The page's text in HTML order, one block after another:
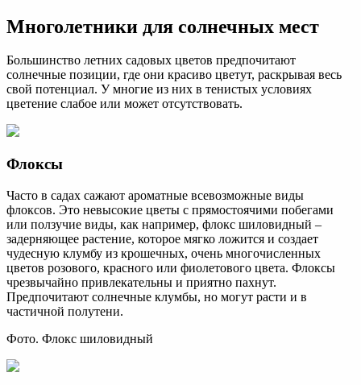
Многолетники для солнечных мест
Большинство летних садовых цветов предпочитают
солнечные позиции, где они красиво цветут, раскрывая весь
свой потенциал. У многие из них в тенистых условиях
цветение слабое или может отсутствовать.
Флоксы
Часто в садах сажают ароматные всевозможные виды
флоксов. Это невысокие цветы с прямостоячими побегами
или ползучие виды, как например, флокс шиловидный –
задерняющее растение, которое мягко ложится и создает
чудесную клумбу из крошечных, очень многочисленных
цветов розового, красного или фиолетового цвета. Флоксы
чрезвычайно привлекательны и приятно пахнут.
Предпочитают солнечные клумбы, но могут расти и в
частичной полутени.
Фото. Флокс шиловидный